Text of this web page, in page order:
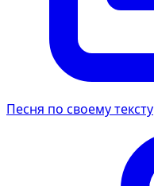
Песня по своему тексту